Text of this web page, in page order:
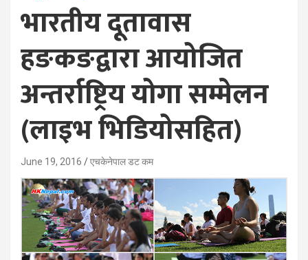
भारतीय दूतावास
हङकङद्वारा आयोजित
अन्तर्राष्ट्रिय योगा सम्मेलन
(लाइभ भिडियोसहित)
June 19, 2016 एचकेनेपाल डट कम